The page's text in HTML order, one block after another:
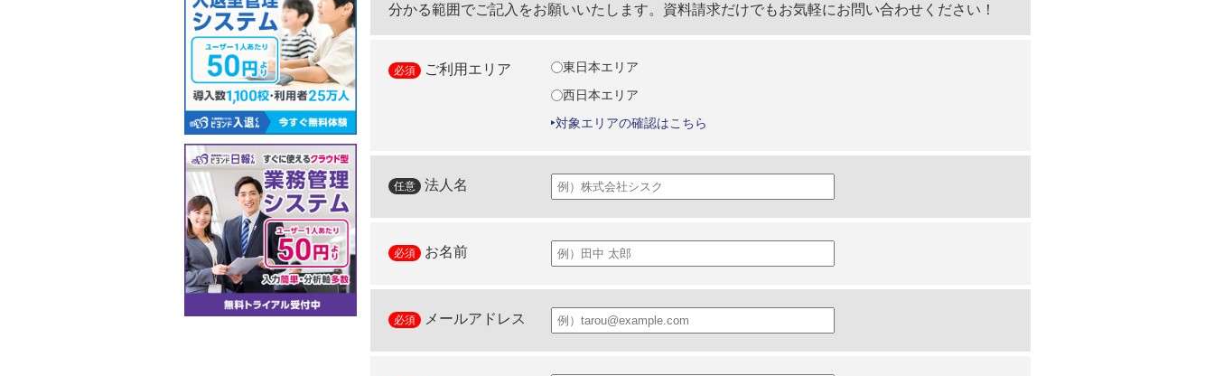
分かる範囲でご記入をお願いいたします。資料請求だけでもお気軽にお問い合わせください！
ご利用エリア
東日本エリア
西日本エリア
対象エリアの確認はこちら
法人名
お名前
メールアドレス